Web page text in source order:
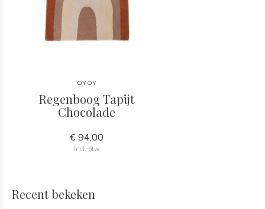
OYOY
Regenboog Tapijt
Chocolade
€ 94,00
Incl. btw
Recent bekeken